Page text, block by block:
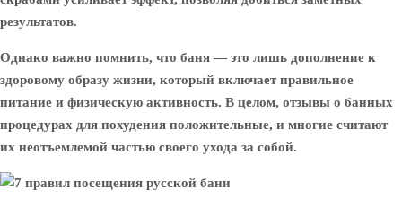
результатов.
Однако важно помнить, что баня — это лишь дополнение к
здоровому образу жизни, который включает правильное
питание и физическую активность. В целом, отзывы о банных
процедурах для похудения положительные, и многие считают
их неотъемлемой частью своего ухода за собой.